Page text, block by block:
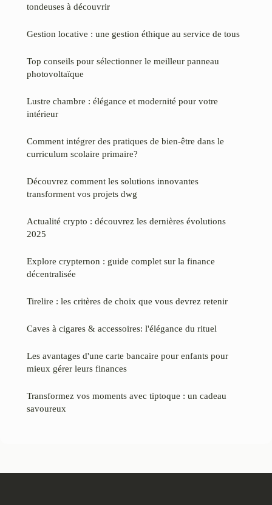
tondeuses à découvrir
Gestion locative : une gestion éthique au service de tous
Top conseils pour sélectionner le meilleur panneau
photovoltaïque
Lustre chambre : élégance et modernité pour votre
intérieur
Comment intégrer des pratiques de bien-être dans le
curriculum scolaire primaire?
Découvrez comment les solutions innovantes
transforment vos projets dwg
Actualité crypto : découvrez les dernières évolutions
2025
Explore crypternon : guide complet sur la finance
décentralisée
Tirelire : les critères de choix que vous devrez retenir
Caves à cigares & accessoires: l'élégance du rituel
Les avantages d'une carte bancaire pour enfants pour
mieux gérer leurs finances
Transformez vos moments avec tiptoque : un cadeau
savoureux